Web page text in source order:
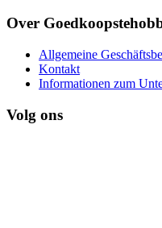
Over
Allgemeine
Kontakt
Informationen zum
Volg ons